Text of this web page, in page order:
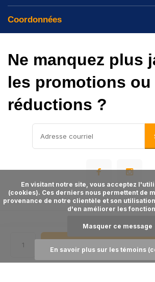
Coordonnées
Ne manquez plus
les promotions ou
réductions ?
- Theme made by
(cookies). Ces derniers nous permettent de
provenance de notre clientèle et son
d'en améliorer les
Masquer ce message
En savoir plus sur les témoins